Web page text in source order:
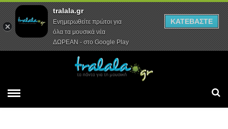
Αρχική Συνεντεύξεις Ρεπορτάζ
tralala.gr
Ενημερωθείτε πρώτοι για
όλα τα μουσικά νέα
ΔΩΡΕΑΝ - στο Google Play
ΚΑΤΕΒΑΣΤΕ